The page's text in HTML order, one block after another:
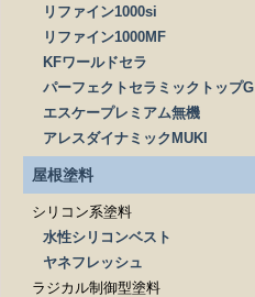
リファイン1000si
リファイン1000MF
KFワールドセラ
パーフェクトセラミックトップG
エスケープレミアム無機
アレスダイナミックMUKI
屋根塗料
シリコン系塗料
水性シリコンベスト
ヤネフレッシュ
ラジカル制御型塗料